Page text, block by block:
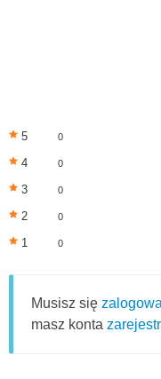
5 0
4 0
3 0
2 0
1 0
Musisz się
masz konta